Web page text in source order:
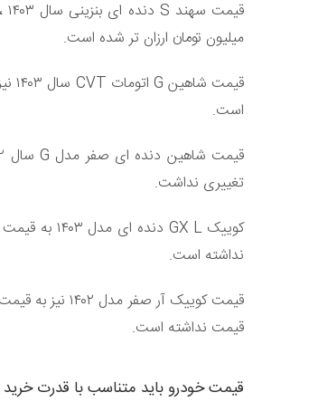
میلیون تومان ارزان تر شده است.
است.
تغییری نداشت.
نداشته است.
قیمت نداشته است.
قیمت خودرو باید متناسب با قدرت خرید